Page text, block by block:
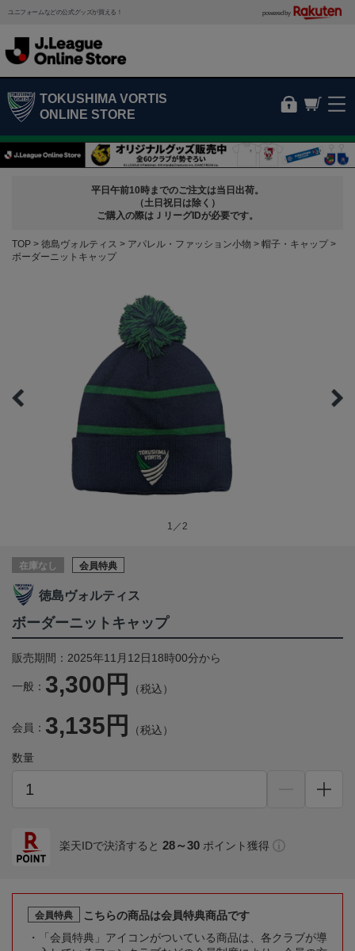
ユニフォームなどの公式グッズが買える！ powered by
TOKUSHIMA VORTIS
ONLINE STORE
平日午前10時までのご注文は当日出荷。
（土日祝日は除く）
ご購入の際はＪリーグIDが必要です。
TOP 徳島ヴォルティス アパレル・ファッション小物
帽子・キャップ
ボーダーニットキャップ
1／2
在庫なし 会員特典
徳島ヴォルティス
ボーダーニットキャップ
販売期間：2025年11月12日18時00分から
一般： 3,300円 （税込）
会員： 3,135円 （税込）
数量
楽天IDで決済すると 28～30 ポイント獲得
会員特典
こちらの商品は会員特典商品です
「会員特典」アイコンがついている商品は、各クラブが導